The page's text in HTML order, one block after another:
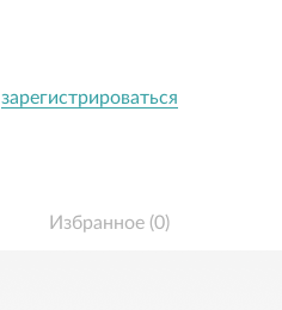
зарегистрироваться
Избранное (0)